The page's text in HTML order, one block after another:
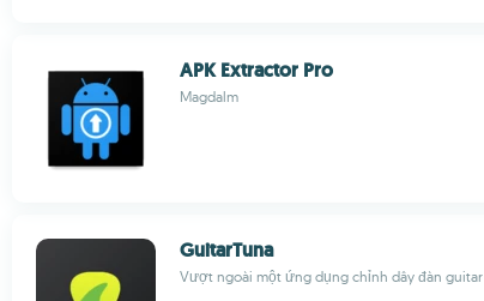
APK Extractor Pro
Magdalm
GuitarTuna
Vượt ngoài một ứng dụng chỉnh dây đàn guitar